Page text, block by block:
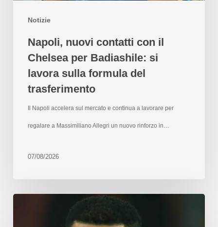
Notizie
Napoli, nuovi contatti con il
Chelsea per Badiashile: si
lavora sulla formula del
trasferimento
Il Napoli accelera sul mercato e continua a lavorare per
regalare a Massimiliano Allegri un nuovo rinforzo in…
07/08/2026